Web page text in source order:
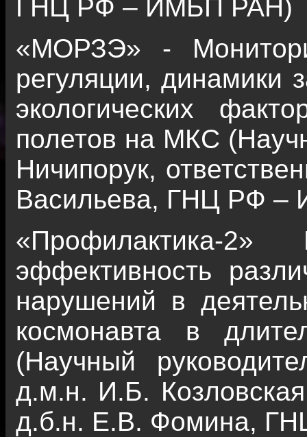
ГНЦ РФ – ИМБП РАН)
«МОРЗЭ» -
регуляции, динамики
экологических
полетов на МКС
Ничипорук,
Васильева, ГНЦ РФ
«Профилактика-
эффективность
нарушений в
космонавта в
(Научный
д.м.н. И.Б.
д.б.н. Е.В. Фомина,